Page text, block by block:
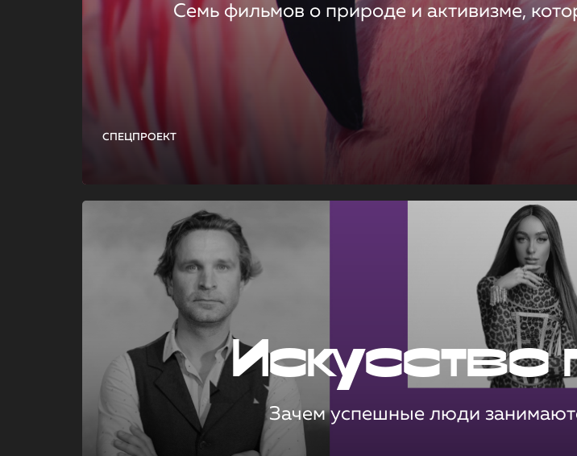
СПЕЦПРОЕКТ
Семь фильмов о природе и активизме,
Искусство
Зачем успешные люди